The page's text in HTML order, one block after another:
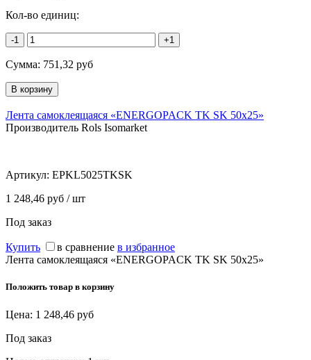
Кол-во единиц:
-1 +1
Сумма: 751,32 руб
Лента самоклеящаяся «ENERGOPACK TK SK 50x25»
Производитель Rols Isomarket
Артикул: EPKL5025TKSK
1 248,46 руб / шт
Под заказ
Купить в сравнение в избранное
Лента самоклеящаяся «ENERGOPACK TK SK 50x25»
Положить товар в корзину
Цена: 1 248,46 руб
Под заказ